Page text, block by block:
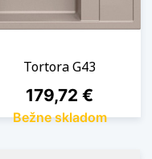
Tortora G43
Cena
179,72 €
Bežne skladom